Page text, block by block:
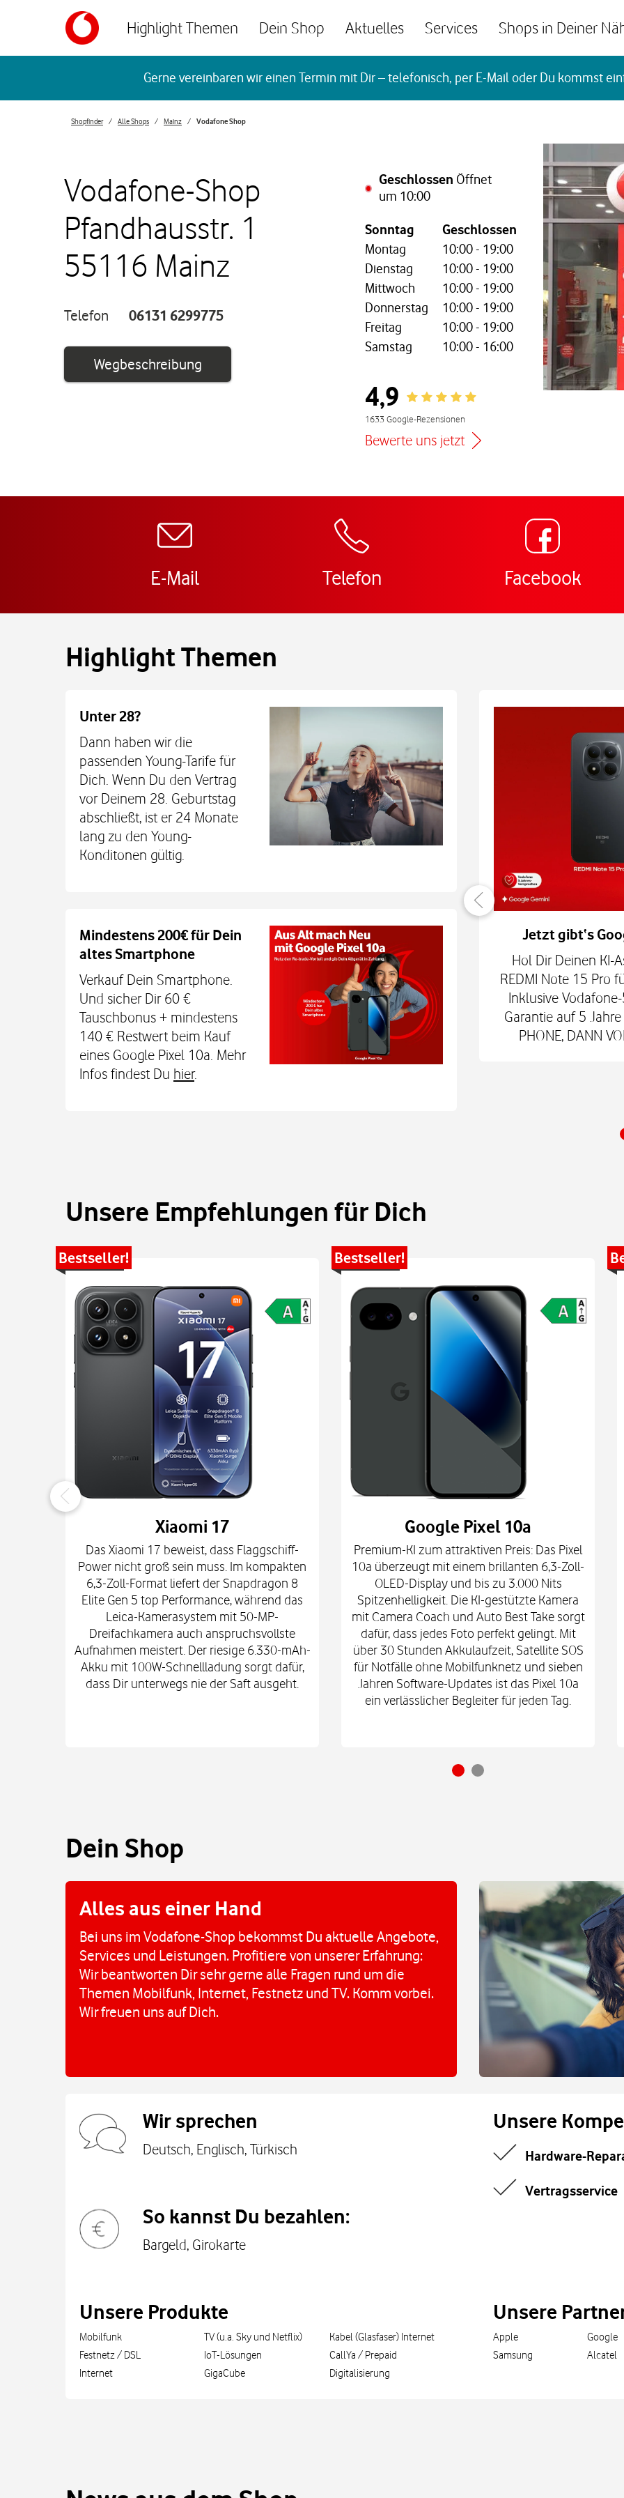
Highlight Themen Dein Shop Aktuelles Services Shops in Deiner
Gerne vereinbaren wir einen Termin mit Dir – telefonisch, per E-Mail oder Du kommst
Shopfinder Alle Shops Mainz Vodafone Shop
Vodafone-Shop
Pfandhausstr. 1
55116 Mainz
Telefon 06131 6299775
WegbeschreibungLink öffnet in einem neuen Tab
Geschlossen Öffnet
um 10:00
Wochentag, Öffnungszeiten
Sonntag
Geschlossen
Montag
10:00- 19:00
Dienstag
10:00- 19:00
Mittwoch
10:00- 19:00
Donnerstag
10:00- 19:00
Freitag
10:00- 19:00
Samstag
10:00- 16:00
4,9 Rating 4.9
1633 Google-Rezensionen
Bewerte uns jetzt
E-Mail Telefon Facebook
Highlight Themen
Unter 28?
Dann haben wir die
passenden Young-Tarife für
Dich. Wenn Du den Vertrag
vor Deinem 28. Geburtstag
abschließt, ist er 24 Monate
lang zu den Young-
Konditonen gültig.
Mindestens 200€ für Dein
altes Smartphone
Verkauf Dein Smartphone.
Und sicher Dir 60 €
Tauschbonus + mindestens
140 € Restwert beim Kauf
eines Google Pixel 10a. Mehr
Infos findest Du hier.
Auch auf dem Schulweg immer verbunden
Dein Kind bleibt unterwegs auch ohne Smartphone mit
Sicherheit erreichbar. Mit der Xplora X6Play 2nd Gen. oder der
TCL MT48X Smartwatch für je einmal 1 € zum Smart Tech M.
Den Tarif gibt's jetzt 3 Monate für 0 € und danach für mtl. 9,99
€. Alle Infos bei uns im Shop.
Jetzt gibt‘s
Hol Dir Deinen KI-
REDMI Note 15 Pro
Inklusive
Garantie auf 5
PHONE, DANN
Unsere Empfehlungen für Dich
Bestseller!
Xiaomi 17
Das Xiaomi 17 beweist, dass Flaggschiff-
Power nicht groß sein muss. Im kompakten
6,3-Zoll-Format liefert der Snapdragon 8
Elite Gen 5 top Performance, während das
Leica-Kamerasystem mit 50-MP-
Dreifachkamera auch anspruchsvollste
Aufnahmen meistert. Der riesige 6.330-mAh-
Akku mit 100W-Schnellladung sorgt dafür,
dass Dir unterwegs nie der Saft ausgeht.
Bestseller!
Google Pixel 10a
Premium-KI zum attraktiven Preis: Das Pixel
10a überzeugt mit einem brillanten 6,3-Zoll-
OLED-Display und bis zu 3.000 Nits
Spitzenhelligkeit. Die KI-gestützte Kamera
mit Camera Coach und Auto Best Take sorgt
dafür, dass jedes Foto perfekt gelingt. Mit
über 30 Stunden Akkulaufzeit, Satellite SOS
für Notfälle ohne Mobilfunknetz und sieben
Jahren Software-Updates ist das Pixel 10a
ein verlässlicher Begleiter für jeden Tag.
Dein Shop
Alles aus einer Hand
Bei uns im Vodafone-Shop bekommst Du aktuelle Angebote,
Services und Leistungen. Profitiere von unserer Erfahrung:
Wir beantworten Dir sehr gerne alle Fragen rund um die
Themen Mobilfunk, Internet, Festnetz und TV. Komm vorbei.
Wir freuen uns auf Dich.
Wir sprechen
Deutsch, Englisch, Türkisch
So kannst Du bezahlen:
Bargeld, Girokarte
Unsere
Hardware-
Vertragsservice
Unsere Produkte
Mobilfunk
Festnetz / DSL
Internet
TV (u.a. Sky und Netflix)
IoT-Lösungen
GigaCube
Kabel (Glasfaser) Internet
CallYa / Prepaid
Digitalisierung
Unsere
Apple
Samsung
Google
Alcatel